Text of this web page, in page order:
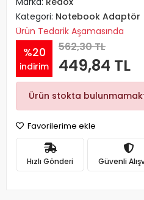
Kategori: Notebook Adaptör
Ürün Tedarik Aşamasında
%20
indirim
562,30 TL
449,84 TL
Ürün stokta
Favorilerime ekle
Hızlı Gönderi Güvenli